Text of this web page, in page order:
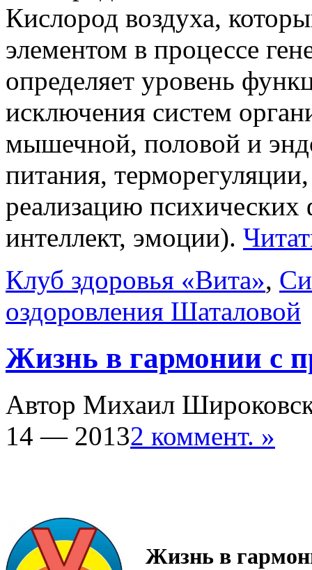
Кислород воздуха,
элементом в процессе
определяет уровень
исключения систем
мышечной, половой и
питания,
реализацию психических
интеллект, эмоции).
Клуб здоровья «Вита»,
оздоровления Шаталовой
Жизнь в гармонии с
Автор Михаил
14 — 20132 коммент. »
Жизнь в